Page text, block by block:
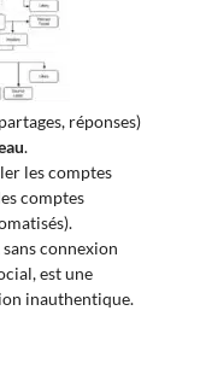
réponses)
.
les comptes
comptes
connexion
est une
inauthentique.